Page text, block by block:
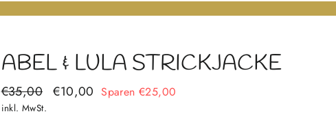
ABEL & LULA STRICKJACKE
Normaler
Preis
€35,00 Sonderpreis
€10,00 Sparen €25,00
inkl. MwSt.